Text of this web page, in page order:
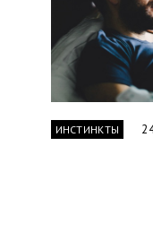
ИНСТИНКТЫ